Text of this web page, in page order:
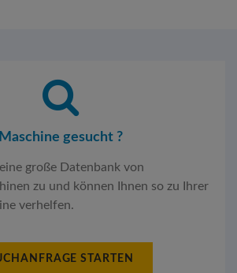
Maschine gesucht ?
große Datenbank von
zu und können Ihnen so zu Ihrer
verhelfen.
STARTEN